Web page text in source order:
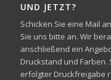
UND JETZT?
Schicken Sie eine Mail
Sie uns bitte an. Wir
anschließend ein
Druckstand und
erfolgter Druckfreigabe